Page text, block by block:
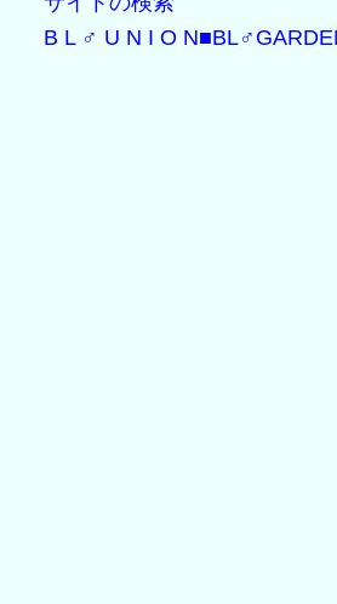
B L ♂ U N I O N